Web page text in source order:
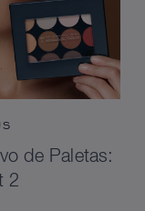
de Paletas:
2